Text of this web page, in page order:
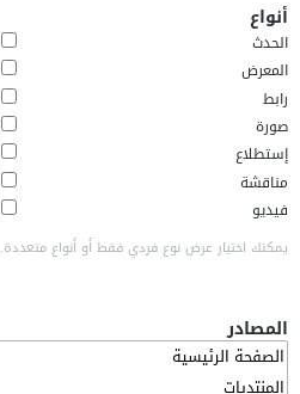
أنواع
الحدث
المعرض
رابط
صورة
إستطلاع
مناقشة
فيديو
يمكنك اختيار عرض نوع فردي فقط أو أنواع متعددة.
المصادر